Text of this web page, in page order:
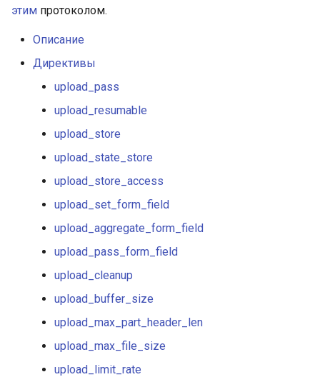
upload_pass_args
GitHub
dns
feishu-auth
fileinfo
global-throttle
healthcheck
hoedown
этим протоколом.
Описание
Директивы
upload_pass
upload_resumable
upload_store
upload_state_store
upload_store_access
upload_set_form_field
upload_aggregate_form_field
upload_pass_form_field
upload_cleanup
upload_buffer_size
upload_max_part_header_len
upload_max_file_size
upload_limit_rate